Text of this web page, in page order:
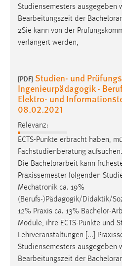
Studiensemesters ausgegeben
Bearbeitungszeit der
2Sie kann von der
verlängert werden,
[PDF] Studien- und
Ingenieurpädagogik -
Elektro- und
08.02.2021
Relevanz:
ECTS-Punkte erbracht haben,
Fachstudienberatung
Die Bachelorarbeit kann
Praxissemester folgenden
Mechatronik ca. 19%
(Berufs-)Pädagogik/Didaktik/
12% Praxis ca. 13% Bachelor-
Module, ihre ECTS-Punkte und
Lehrveranstaltungen [...]
Studiensemesters ausgegeben
Bearbeitungszeit der